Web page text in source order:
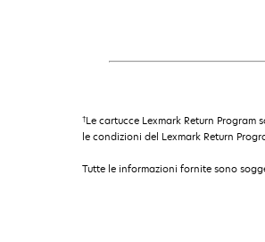
†Le cartucce Lexmark Return
le condizioni del Lexmark Return
Tutte le informazioni fornite sono